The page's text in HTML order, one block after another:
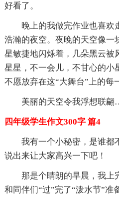
好看了。
晚上的我做完作业也喜欢
浩瀚的夜空。夜晚的天空像一
星敏捷地闪烁着，几朵黑云被
星星，不一会儿，不甘心的小
不愿放弃在这“大舞台”上的每
美丽的天空令我浮想联
四年级学生作文300字 篇4
我有一个小秘密，是谁都
说出来让大家高兴一下吧！
那是个睛朗的早晨，我上
和同伴们“过”完了“泼水节”准